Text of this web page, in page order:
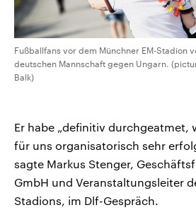
Fußballfans vor dem Münchner EM-Stadion
deutschen Mannschaft gegen Ungarn.
Balk)
Er habe „definitiv durchgeatmet,
für uns organisatorisch sehr
sagte Markus Stenger,
GmbH und Veranstaltungsleiter
Stadions, im Dlf-Gespräch.